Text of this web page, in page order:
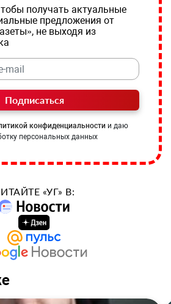
получать актуальные
предложения от
не выходя из
Подписаться
конфиденциальности и даю
персональных данных
«УГ» В: